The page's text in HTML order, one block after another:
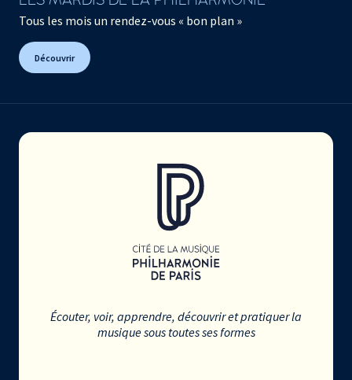
Tous les mois un rendez-vous « bon plan »
Découvrir
Écouter, voir, apprendre, découvrir et pratiquer la
musique sous toutes ses formes